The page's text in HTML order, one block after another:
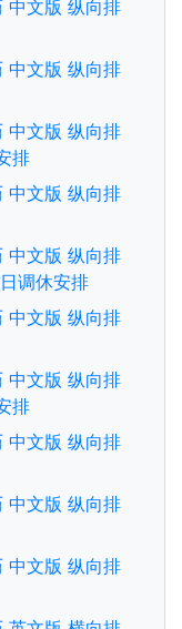
中文版 纵向排
中文版 纵向排
中文版 纵向排
排
中文版 纵向排
中文版 纵向排
调休安排
中文版 纵向排
中文版 纵向排
排
中文版 纵向排
中文版 纵向排
中文版 纵向排